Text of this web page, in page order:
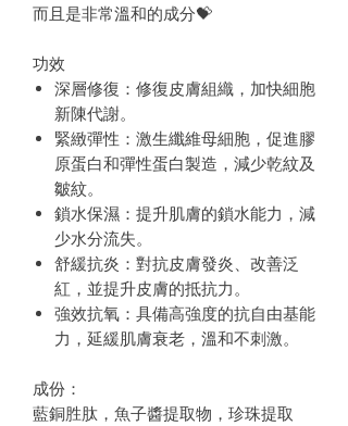
而且是非常溫和的成分💝
功效
深層修復：修復皮膚組織，加快細胞
新陳代謝。
緊緻彈性：激生纖維母細胞，促進膠
原蛋白和彈性蛋白製造，減少乾紋及
皺紋。
鎖水保濕：提升肌膚的鎖水能力，減
少水分流失。
舒緩抗炎：對抗皮膚發炎、改善泛
紅，並提升皮膚的抵抗力。
強效抗氧：具備高強度的抗自由基能
力，延緩肌膚衰老，溫和不刺激。
成份：
藍銅胜肽，魚子醬提取物，珍珠提取